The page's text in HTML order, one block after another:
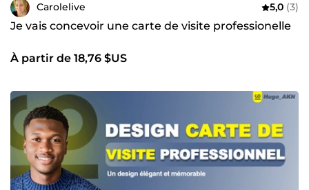
Carolelive 5,0 (3)
Je vais concevoir une carte de visite professionelle
À partir de 18,76 $US